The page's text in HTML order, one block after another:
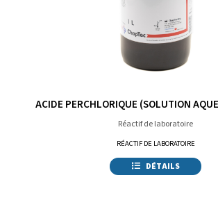
ACIDE PERCHLORIQUE (SOLUTION
Réactif de laboratoire
RÉACTIF DE LABORATOIRE
DÉTAILS